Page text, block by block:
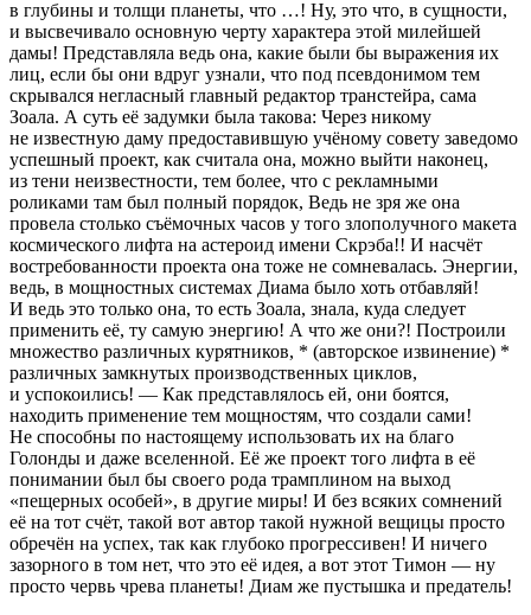
в глубины и толщи планеты, что …! Ну, это что, в сущности,
и высвечивало основную черту характера этой милейшей
дамы! Представляла ведь она, какие были бы выражения их
лиц, если бы они вдруг узнали, что под псевдонимом тем
скрывался негласный главный редактор транстейра, сама
Зоала. А суть её задумки была такова: Через никому
не известную даму предоставившую учёному совету заведомо
успешный проект, как считала она, можно выйти наконец,
из тени неизвестности, тем более, что с рекламными
роликами там был полный порядок, Ведь не зря же она
провела столько съёмочных часов у того злополучного макета
космического лифта на астероид имени Скрэба!! И насчёт
востребованности проекта она тоже не сомневалась. Энергии,
ведь, в мощностных системах Диама было хоть отбавляй!
И ведь это только она, то есть Зоала, знала, куда следует
применить её, ту самую энергию! А что же они?! Построили
множество различных курятников, * (авторское извинение) *
различных замкнутых производственных циклов,
и успокоились! — Как представлялось ей, они боятся,
находить применение тем мощностям, что создали сами!
Не способны по настоящему использовать их на благо
Голонды и даже вселенной. Её же проект того лифта в её
понимании был бы своего рода трамплином на выход
«пещерных особей», в другие миры! И без всяких сомнений
её на тот счёт, такой вот автор такой нужной вещицы просто
обречён на успех, так как глубоко прогрессивен! И ничего
зазорного в том нет, что это её идея, а вот этот Тимон — ну
просто червь чрева планеты! Диам же пустышка и предатель!